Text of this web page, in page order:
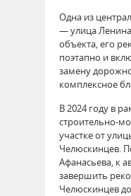
Одна из
— улица
объекта, его
поэтапно и
замену
комплексное
В 2024 году в
строительно-
участке от
Челюскинцев.
Афанасьева, к
завершить
Челюскинцев